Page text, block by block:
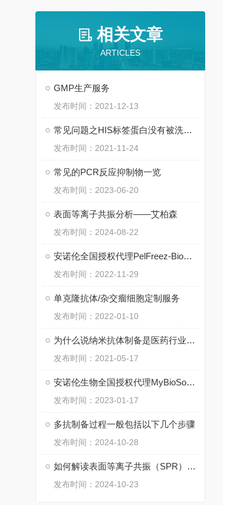
相关文章
ARTICLES
GMP生产服务
发布时间：2021-12-13
常见问题之HIS标签蛋白没有被洗脱下来
发布时间：2021-11-24
常见的PCR反应抑制物一览
发布时间：2023-06-20
表面等离子共振分析——艾柏森
发布时间：2024-08-22
安诺伦全国授权代理PelFreez-Bio品牌产品
发布时间：2022-11-29
单克隆抗体/杂交瘤细胞定制服务
发布时间：2022-01-10
为什么说纳米抗体制备是医药行业潜力股
发布时间：2021-05-17
安诺伦生物全国授权代理MyBioSource品牌产品
发布时间：2023-01-17
多抗制备过程一般包括以下几个步骤
发布时间：2024-10-28
如何解读表面等离子共振（SPR）实验数据？——艾柏森生物
发布时间：2024-10-23